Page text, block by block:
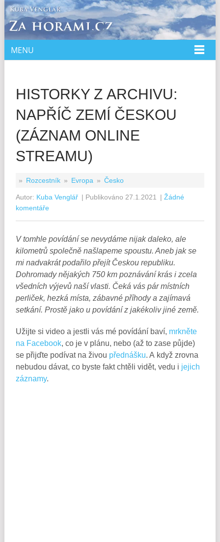
DOMŮ
SPOLUPRÁCE
PŘEDNÁŠKY
KNIHY
KURZ
MENU
HISTORKY Z ARCHIVU:
NAPŘÍČ ZEMÍ ČESKOU
(ZÁZNAM ONLINE
STREAMU)
» Rozcestník » Evropa » Česko
Autor: Kuba Venglář | Publikováno 27.1.2021 | Žádné
komentáře
V tomhle povídání se nevydáme nijak daleko, ale
kilometrů společně našlapeme spoustu. Aneb jak se
mi nadvakrát podařilo přejít Českou republiku.
Dohromady nějakých 750 km poznávání krás i zcela
všedních výjevů naší vlasti. Čeká vás pár místních
perliček, hezká místa, zábavné příhody a zajímavá
setkání. Prostě jako u povídání z jakékoliv jiné země.
Užijte si video a jestli vás mé povídání baví, mrkněte
na Facebook, co je v plánu, nebo (až to zase půjde)
se přijďte podívat na živou přednášku. A když zrovna
nebudou dávat, co byste fakt chtěli vidět, vedu i jejich
záznamy.